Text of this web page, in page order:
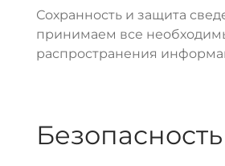
Сохранность и защита
принимаем все
распространения